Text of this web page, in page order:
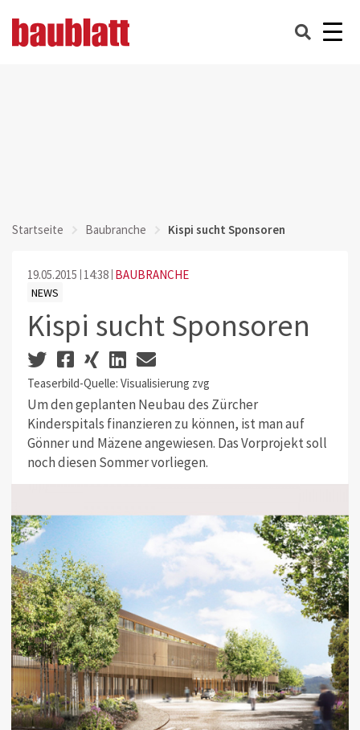
Startseite Baubranche Kispi sucht Sponsoren
19.05.2015 14:38 BAUBRANCHE
NEWS
Kispi sucht Sponsoren
Teaserbild-Quelle: Visualisierung zvg
Um den geplanten Neubau des Zürcher
Kinderspitals finanzieren zu können, ist man auf
Gönner und Mäzene angewiesen. Das Vorprojekt soll
noch diesen Sommer vorliegen.